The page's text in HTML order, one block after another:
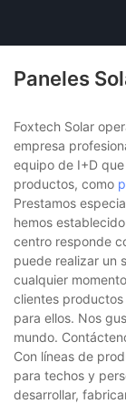
Paneles
Foxtech Solar
empresa
equipo de I+D
productos, como
Prestamos
hemos
centro responde
puede realizar un
cualquier
clientes
para ellos. Nos
mundo.
Con líneas de
para techos y
desarrollar,